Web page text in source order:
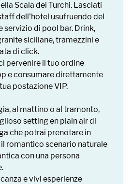
Scala dei Turchi. Lasciati
dell'hotel usufruendo del
servizio di pool bar. Drink,
siciliane, tramezzini e
di click.
pervenire il tuo ordine
e consumare direttamente
postazione VIP.
al mattino o al tramonto,
setting en plain air di
che potrai prenotare in
romantico scenario naturale
con una persona
e vivi esperienze